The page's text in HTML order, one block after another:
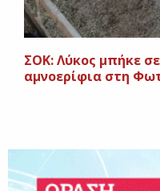
ΣΟΚ: Λύκος μπήκε
αμνοερίφια στη